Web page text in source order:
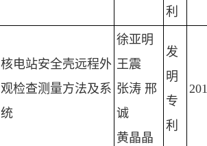
利
核电站安全壳远程外
观检查测量方法及系
统
徐亚明
王震
张涛 邢
诚
黄晶晶
发
明
专
利